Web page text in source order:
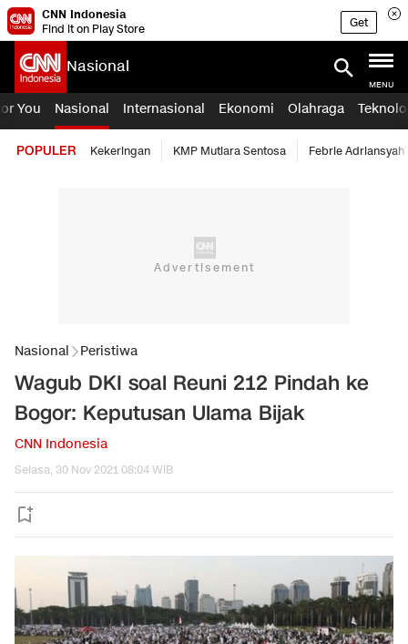
CNN Indonesia
Find it on Play Store
Get
Nasional
MENU
You Nasional Internasional Ekonomi Olahraga
POPULER Kekeringan KMP Mutiara Sentosa Febrie Adriansyah
Nasional Peristiwa
Wagub DKI soal Reuni 212 Pindah ke
Bogor: Keputusan Ulama Bijak
CNN Indonesia
Selasa, 30 Nov 2021 08:04 WIB